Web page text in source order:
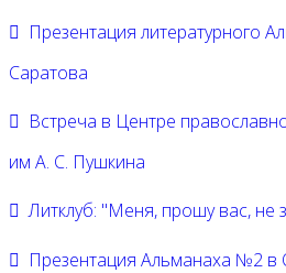
Презентация литературного
Саратова
Встреча в Центре
им А. С. Пушкина
Литклуб: "Меня, прошу вас, не
Презентация Альманаха №2 в